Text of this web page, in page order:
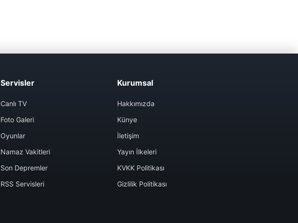
Servisler
Canlı TV
Foto Galeri
Oyunlar
Namaz Vakitleri
Son Depremler
RSS Servisleri
Kurumsal
Hakkımızda
Künye
İletişim
Yayın İlkeleri
KVKK Politikası
Gizlilik Politikası